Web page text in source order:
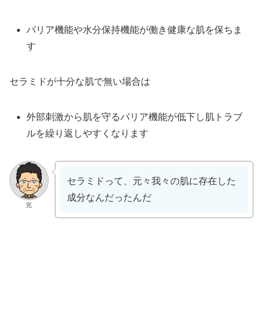
バリア機能や水分保持機能が働き健康な肌を保ちま
す
セラミドが十分な肌で無い場合は
外部刺激から肌を守るバリア機能が低下し肌トラブ
ルを繰り返しやすくなります
完
セラミドって、元々我々の肌に存在した
成分なんだったんだ